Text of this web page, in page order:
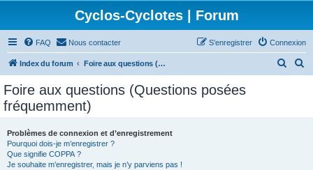
Cyclos-Cyclotes | Forum
FAQ Nous contacter Connexion
S’enregistrer
Index du forum Foire aux questions (Questions posées fréquemment)
Foire aux questions (Questions posées
fréquemment)
Problèmes de connexion et d’enregistrement
Pourquoi dois-je m’enregistrer ?
Que signifie COPPA ?
Je souhaite m’enregistrer, mais je n’y parviens pas !